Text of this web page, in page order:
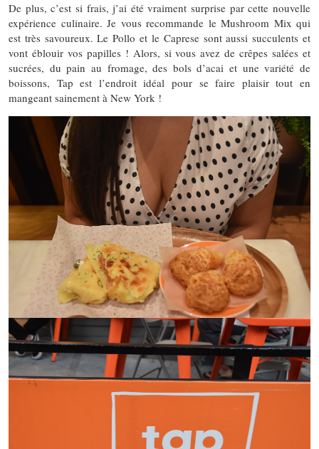
De plus, c’est si frais, j’ai été vraiment surprise par cette nouvelle
expérience culinaire. Je vous recommande le Mushroom Mix qui
est très savoureux. Le Pollo et le Caprese sont aussi succulents et
vont éblouir vos papilles ! Alors, si vous avez de crêpes salées et
sucrées, du pain au fromage, des bols d’acai et une variété de
boissons, Tap est l’endroit idéal pour se faire plaisir tout en
mangeant sainement à New York !